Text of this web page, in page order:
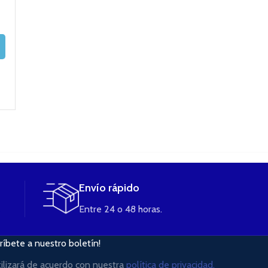
Envío rápido
Entre 24 o 48 horas.
a nuestro boletín!
de acuerdo con nuestra política de privacidad.